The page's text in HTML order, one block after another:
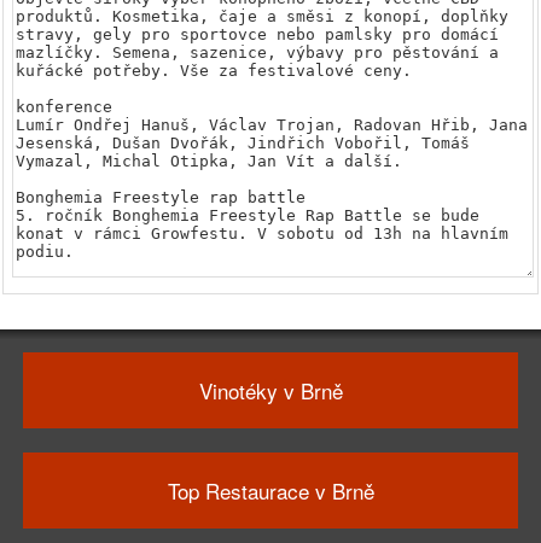
Vinotéky v Brně
Top Restaurace v Brně